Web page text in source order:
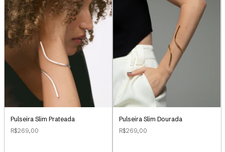
Pulseira Slim Prateada
R$269,00
Pulseira Slim Dourada
R$269,00